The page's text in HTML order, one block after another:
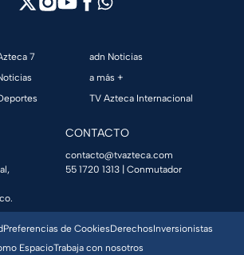
7
adn Noticias
a más +
TV Azteca Internacional
CONTACTO
contacto@tvazteca.com
55 1720 1313 | Conmutador
Preferencias de CookiesDerechosInversionistas
EspacioTrabaja con nosotros